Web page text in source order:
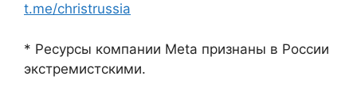
t.me/christrussia
* Ресурсы компании Meta признаны в России
экстремистскими.